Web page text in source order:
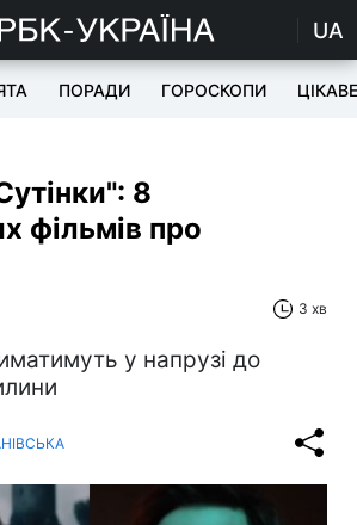
UA
ПОРАДИ ГОРОСКОПИ ЦІКАВЕ
8
фільмів про
3 хв
у напрузі до